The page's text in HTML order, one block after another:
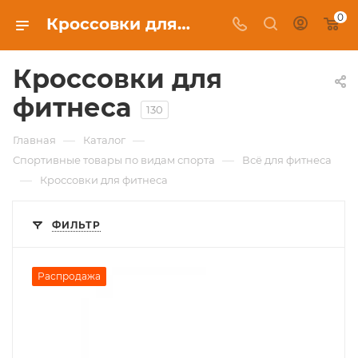
Кроссовки для фитнеса в Красноярске, купить в интернет-магазине c бесплатной доставкой 0
Кроссовки для
фитнеса
130
Главная — Каталог —
Спортивные товары по видам спорта — Всё для фитнеса
— Кроссовки для фитнеса
ФИЛЬТР
Распродажа